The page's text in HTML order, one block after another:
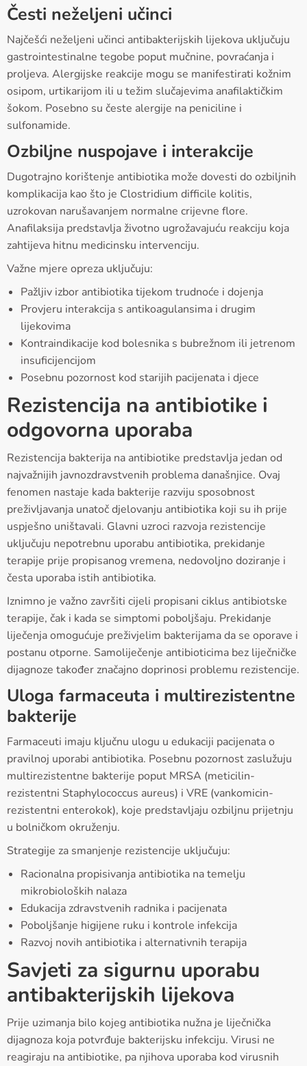
Česti neželjeni učinci
Najčešći neželjeni učinci antibakterijskih lijekova uključuju
gastrointestinalne tegobe poput mučnine, povraćanja i
proljeva. Alergijske reakcije mogu se manifestirati kožnim
osipom, urtikarijom ili u težim slučajevima anafilaktičkim
šokom. Posebno su česte alergije na peniciline i
sulfonamide.
Ozbiljne nuspojave i interakcije
Dugotrajno korištenje antibiotika može dovesti do ozbiljnih
komplikacija kao što je Clostridium difficile kolitis,
uzrokovan narušavanjem normalne crijevne flore.
Anafilaksija predstavlja životno ugrožavajuću reakciju koja
zahtijeva hitnu medicinsku intervenciju.
Važne mjere opreza uključuju:
Pažljiv izbor antibiotika tijekom trudnoće i dojenja
Provjeru interakcija s antikoagulansima i drugim
lijekovima
Kontraindikacije kod bolesnika s bubrežnom ili jetrenom
insuficijencijom
Posebnu pozornost kod starijih pacijenata i djece
Rezistencija na antibiotike i
odgovorna uporaba
Rezistencija bakterija na antibiotike predstavlja jedan od
najvažnijih javnozdravstvenih problema današnjice. Ovaj
fenomen nastaje kada bakterije razviju sposobnost
preživljavanja unatoč djelovanju antibiotika koji su ih prije
uspješno uništavali. Glavni uzroci razvoja rezistencije
uključuju nepotrebnu uporabu antibiotika, prekidanje
terapije prije propisanog vremena, nedovoljno doziranje i
česta uporaba istih antibiotika.
Iznimno je važno završiti cijeli propisani ciklus antibiotske
terapije, čak i kada se simptomi poboljšaju. Prekidanje
liječenja omogućuje preživjelim bakterijama da se oporave i
postanu otporne. Samoliječenje antibioticima bez liječničke
dijagnoze također značajno doprinosi problemu rezistencije.
Uloga farmaceuta i multirezistentne
bakterije
Farmaceuti imaju ključnu ulogu u edukaciji pacijenata o
pravilnoj uporabi antibiotika. Posebnu pozornost zaslužuju
multirezistentne bakterije poput MRSA (meticilin-
rezistentni Staphylococcus aureus) i VRE (vankomicin-
rezistentni enterokok), koje predstavljaju ozbiljnu prijetnju
u bolničkom okruženju.
Strategije za smanjenje rezistencije uključuju:
Racionalna propisivanja antibiotika na temelju
mikrobioloških nalaza
Edukacija zdravstvenih radnika i pacijenata
Poboljšanje higijene ruku i kontrole infekcija
Razvoj novih antibiotika i alternativnih terapija
Savjeti za sigurnu uporabu
antibakterijskih lijekova
Prije uzimanja bilo kojeg antibiotika nužna je liječnička
dijagnoza koja potvrđuje bakterijsku infekciju. Virusi ne
reagiraju na antibiotike, pa njihova uporaba kod virusnih